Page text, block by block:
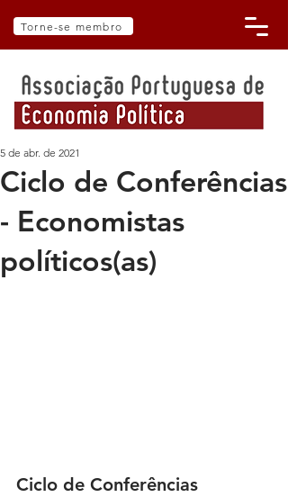
Torne-se membro
Ciclo de Conferências
- Economistas
políticos(as)
5 de abr. de 2021
Ciclo de Conferências